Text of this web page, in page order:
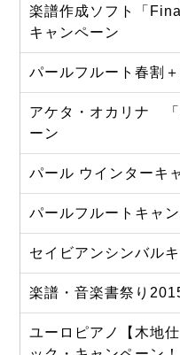
楽譜作成ソフト「
キャンペーン
パールフルート春割
アケタ・オカリナ 「
ーン
パール ウインターキ
パールフルートキャ
セイビアンシンバル
楽譜・音楽書祭り
ユーロピアノ【木地